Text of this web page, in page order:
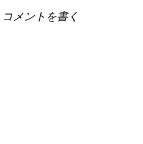
コメントを書く